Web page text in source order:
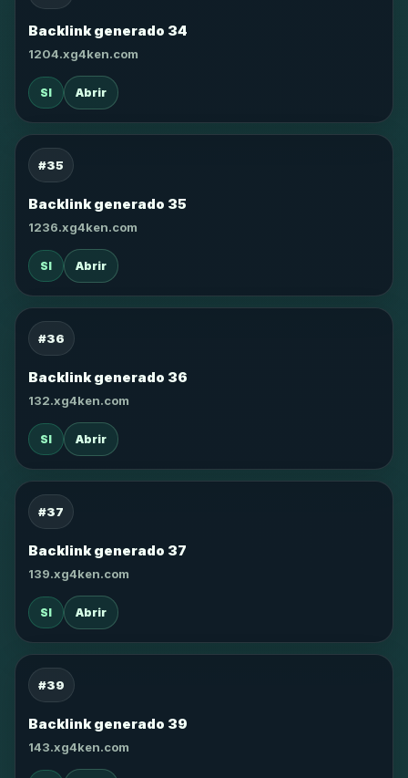
Backlink generado 34
1204.xg4ken.com
SI Abrir
#35
Backlink generado 35
1236.xg4ken.com
SI Abrir
#36
Backlink generado 36
132.xg4ken.com
SI Abrir
#37
Backlink generado 37
139.xg4ken.com
SI Abrir
#39
Backlink generado 39
143.xg4ken.com